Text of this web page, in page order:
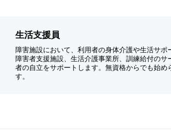
生活支援員
障害施設において、利用者の身体介護や生活サポ
障害者支援施設、生活介護事業所、訓練給付の
者の自立をサポートします。無資格からでも始
す。